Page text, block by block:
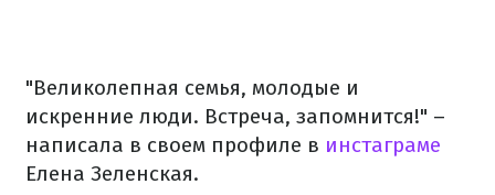
"Великолепная семья, молодые и
искренние люди. Встреча, запомнится!" –
написала в своем профиле в инстаграме
Елена Зеленская.